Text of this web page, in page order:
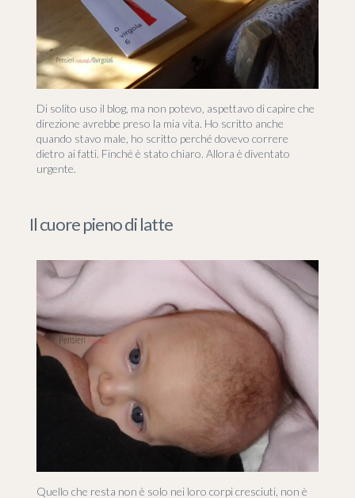
Di solito uso il blog, ma non potevo, aspettavo di capire che
direzione avrebbe preso la mia vita. Ho scritto anche
quando stavo male, ho scritto perché dovevo correre
dietro ai fatti. Finché è stato chiaro. Allora è diventato
urgente.
Il cuore pieno di latte
Quello che resta non è solo nei loro corpi cresciuti, non è